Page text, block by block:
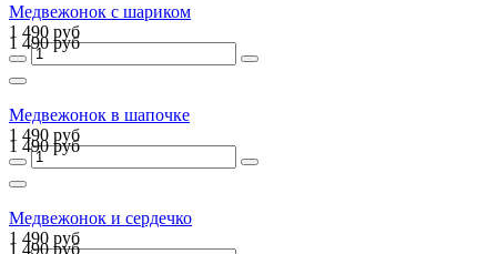
Медвежонок с шариком
1 490 руб
1 490 руб
Медвежонок в шапочке
1 490 руб
1 490 руб
Медвежонок и сердечко
1 490 руб
1 490 руб